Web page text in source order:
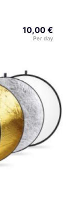
10,00 €
Per day